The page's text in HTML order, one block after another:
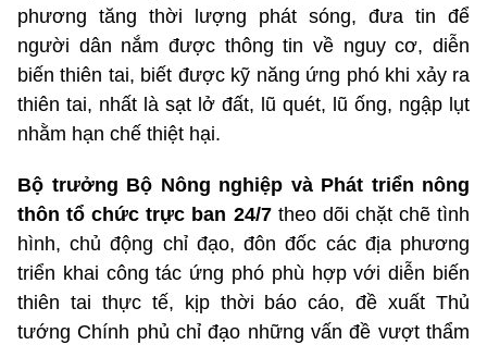
phương tăng thời lượng phát sóng, đưa tin để
người dân nắm được thông tin về nguy cơ, diễn
biến thiên tai, biết được kỹ năng ứng phó khi xảy ra
thiên tai, nhất là sạt lở đất, lũ quét, lũ ống, ngập lụt
nhằm hạn chế thiệt hại.
Bộ trưởng Bộ Nông nghiệp và Phát triển nông
thôn tổ chức trực ban 24/7 theo dõi chặt chẽ tình
hình, chủ động chỉ đạo, đôn đốc các địa phương
triển khai công tác ứng phó phù hợp với diễn biến
thiên tai thực tế, kịp thời báo cáo, đề xuất Thủ
tướng Chính phủ chỉ đạo những vấn đề vượt thẩm